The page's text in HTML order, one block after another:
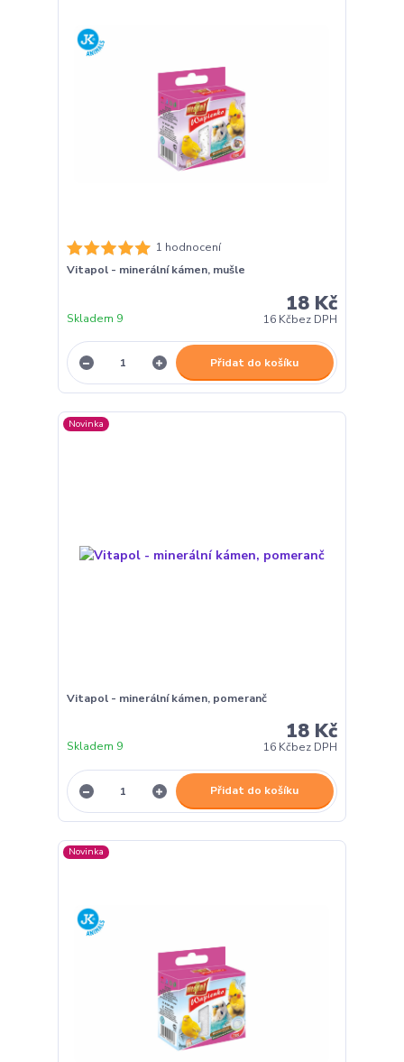
1 hodnocení
Vitapol - minerální kámen, mušle
18 Kč
16 Kčbez DPH
Skladem 9
Přidat do košíku
Novinka
Vitapol - minerální kámen, pomeranč
18 Kč
16 Kčbez DPH
Skladem 9
Přidat do košíku
Novinka